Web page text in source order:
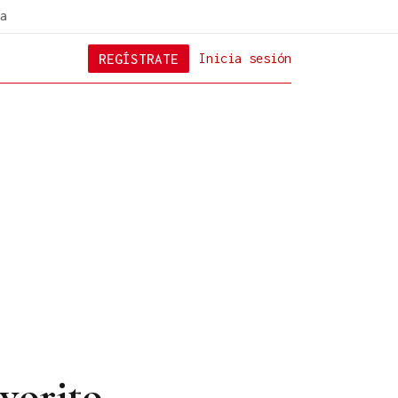
Inicia sesión
REGÍSTRATE